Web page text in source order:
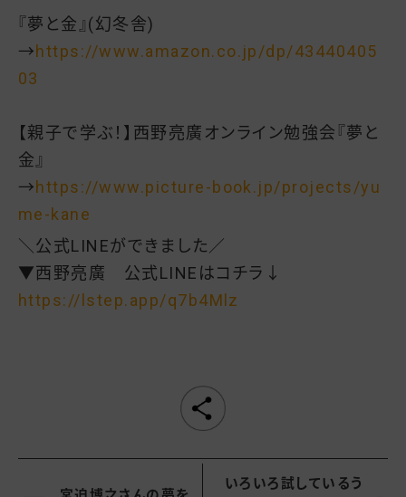
『夢と金』(幻冬舎)
→https://www.amazon.co.jp/dp/43440405
03
【親子で学ぶ！】西野亮廣オンライン勉強会『夢と
金』
→https://www.picture-book.jp/projects/yu
me-kane
＼公式LINEができました／
▼西野亮廣 公式LINEはコチラ↓
https://lstep.app/q7b4Mlz
いろいろ試しているう